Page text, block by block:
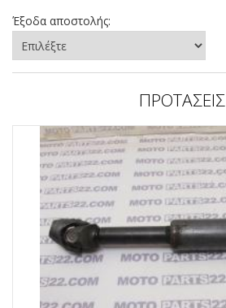
Έξοδα αποστολής:
ΠΡΟΤΑΣΕΙΣ